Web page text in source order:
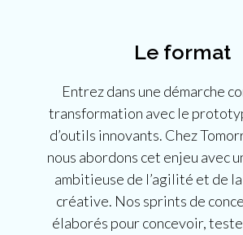
Le format
Entrez dans une démarche
transformation avec le
d’outils innovants. Chez
nous abordons cet enjeu avec
ambitieuse de l’agilité et de
créative. Nos sprints de
élaborés pour concevoir,